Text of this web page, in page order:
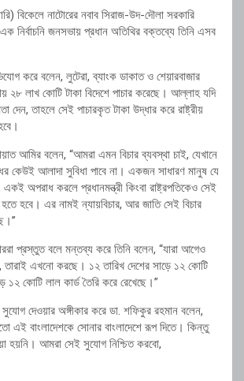
বিকেলে নাটোরের নবাব সিরাজ-উদ-দৌলা সরকারি
নির্বাচনি জনসভায় প্রধান অতিথির বক্তব্যে তিনি এসব
করে বলেন, লুটেরা, ব্যাংক ডাকাত ও শেয়ারবাজার
২৮ লাখ কোটি টাকা বিদেশে পাচার করেছে। আল্লাহ যদি
দেন, তাহলে সেই পাচারকৃত টাকা উদ্ধার করে রাষ্ট্রীয়
আমির বলেন, “আমরা এমন বিচার ব্যবস্থা চাই, যেখানে
কেউই আলাদা সুবিধা পাবে না। একজন সাধারণ মানুষ যে
অপরাধ করলে প্রধানমন্ত্রী কিংবা রাষ্ট্রপতিকেও সেই
হবে। এর নামই ন্যায়বিচার, আর জাতি সেই বিচার
প্রস্তুত বলে মন্তব্য করে তিনি বলেন, “যারা আগেও
তারাই এখনো করছে। ১২ তারিখ দেশের সাড়ে ১২ কোটি
১২ কোটি লাল কার্ড তৈরি করে রেখেছে।”
দেওয়ার অঙ্গীকার করে ডা. শফিকুর রহমান বলেন,
এই বাংলাদেশকে সোনার বাংলাদেশে রূপ দিতে। কিন্তু
হয়নি। আমরা সেই সুযোগ নিশ্চিত করবো,